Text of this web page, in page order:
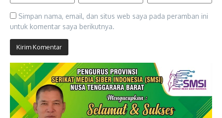
Simpan nama, email, dan situs web saya pada peramban ini
untuk komentar saya berikutnya.